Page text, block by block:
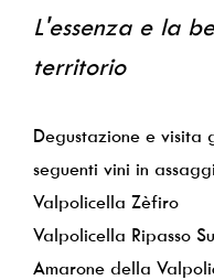
La Cantina
Piccoli Wine
I Vini
Contatti
Wine Club
L'essenza e la
territorio
Degustazione e visita
seguenti vini in
Valpolicella Zèfiro
Valpolicella Ripasso
Amarone della